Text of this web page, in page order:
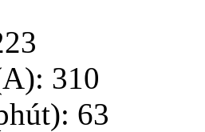
310
63